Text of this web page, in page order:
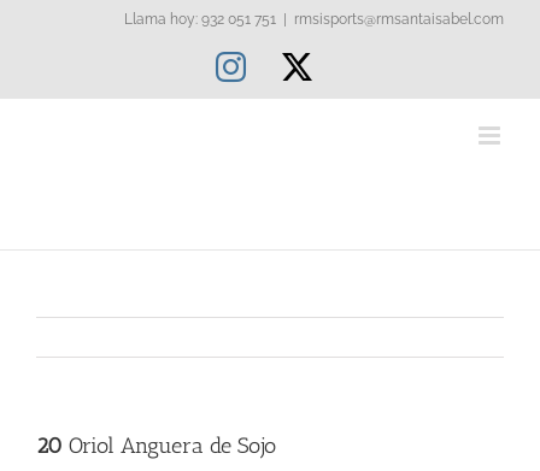
Llama hoy: 932 051 751 rmsisports@rmsantaisabel.com
Instagram
20 Oriol Anguera de Sojo